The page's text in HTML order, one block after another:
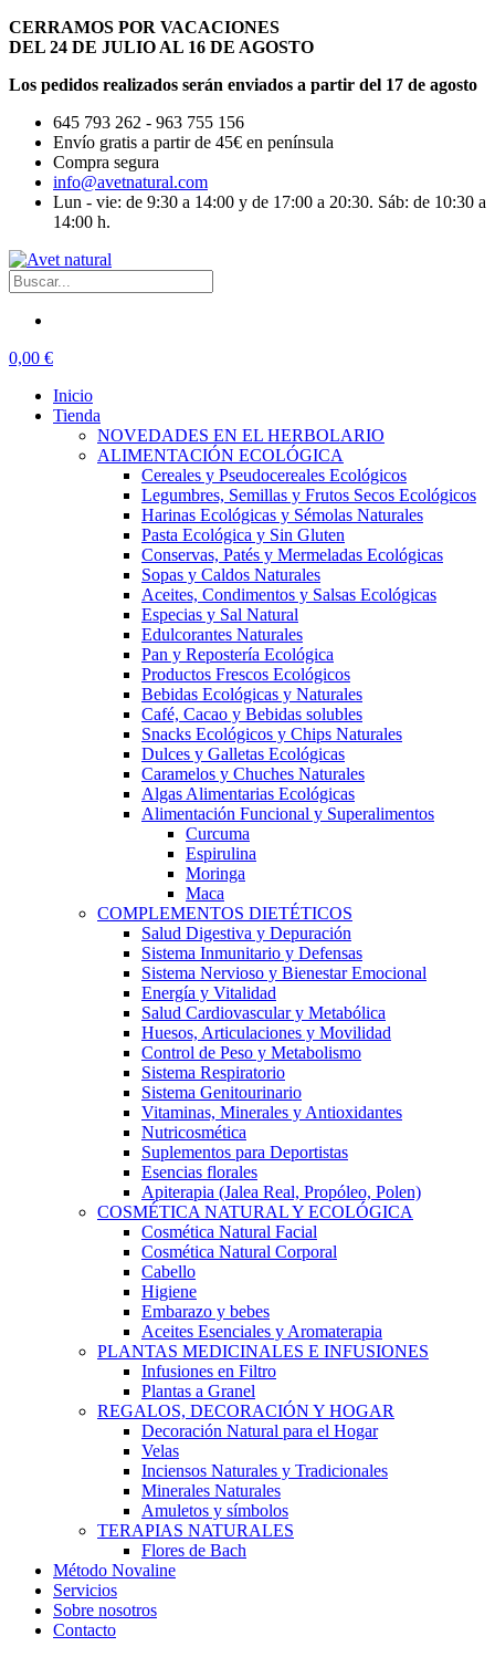
CERRAMOS POR VACACIONES
DEL 24 DE JULIO AL 16 DE AGOSTO
Los pedidos realizados serán enviados a partir del 17 de agosto
645 793 262 - 963 755 156
Envío gratis a partir de 45€ en península
Compra segura
info@avetnatural.com
Lun - vie: de 9:30 a 14:00 y de 17:00 a 20:30. Sáb: de 10:30 a
14:00 h.
0,00 €
Inicio
Tienda
NOVEDADES EN EL HERBOLARIO
ALIMENTACIÓN ECOLÓGICA
Cereales y Pseudocereales Ecológicos
Legumbres, Semillas y Frutos Secos Ecológicos
Harinas Ecológicas y Sémolas Naturales
Pasta Ecológica y Sin Gluten
Conservas, Patés y Mermeladas Ecológicas
Sopas y Caldos Naturales
Aceites, Condimentos y Salsas Ecológicas
Especias y Sal Natural
Edulcorantes Naturales
Pan y Repostería Ecológica
Productos Frescos Ecológicos
Bebidas Ecológicas y Naturales
Café, Cacao y Bebidas solubles
Snacks Ecológicos y Chips Naturales
Dulces y Galletas Ecológicas
Caramelos y Chuches Naturales
Algas Alimentarias Ecológicas
Alimentación Funcional y Superalimentos
Curcuma
Espirulina
Moringa
Maca
COMPLEMENTOS DIETÉTICOS
Salud Digestiva y Depuración
Sistema Inmunitario y Defensas
Sistema Nervioso y Bienestar Emocional
Energía y Vitalidad
Salud Cardiovascular y Metabólica
Huesos, Articulaciones y Movilidad
Control de Peso y Metabolismo
Sistema Respiratorio
Sistema Genitourinario
Vitaminas, Minerales y Antioxidantes
Nutricosmética
Suplementos para Deportistas
Esencias florales
Apiterapia (Jalea Real, Propóleo, Polen)
COSMÉTICA NATURAL Y ECOLÓGICA
Cosmética Natural Facial
Cosmética Natural Corporal
Cabello
Higiene
Embarazo y bebes
Aceites Esenciales y Aromaterapia
PLANTAS MEDICINALES E INFUSIONES
Infusiones en Filtro
Plantas a Granel
REGALOS, DECORACIÓN Y HOGAR
Decoración Natural para el Hogar
Velas
Inciensos Naturales y Tradicionales
Minerales Naturales
Amuletos y símbolos
TERAPIAS NATURALES
Flores de Bach
Método Novaline
Servicios
Sobre nosotros
Contacto